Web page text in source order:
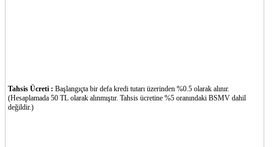
Tahsis Ücreti : Başlangıçta bir defa kredi tutarı üzerinden %0.5 olarak alınır.
(Hesaplamada 50 TL olarak alınmıştır. Tahsis ücretine %5 oranındaki BSMV dahil
değildir.)